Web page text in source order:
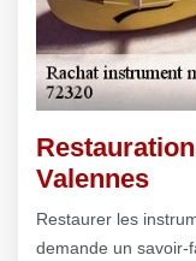
Valennes
Restaurer les
demande un savoir-